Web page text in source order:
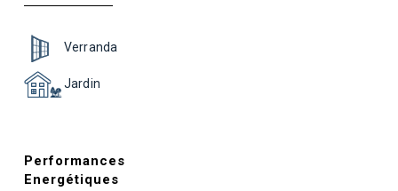
Verranda
Jardin
Performances
Energétiques